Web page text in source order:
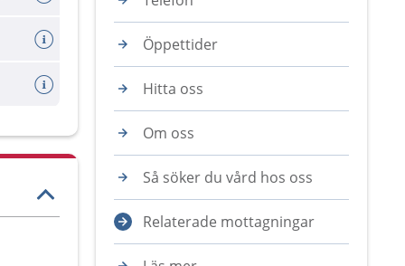
Öppettider
Hitta oss
Om oss
Så söker du vård hos oss
Relaterade mottagningar